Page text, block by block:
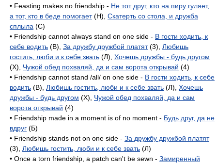
• Feasting makes no friendship - Не тот друг, кто на пиру гуляет,
а тот, кто в беде помогает(H), Скатерть со стола, и дружба
сплыла (C)
• Friendship cannot always stand on one side - В гости ходить, к
себе водить (B), За дружбу дружбой платят(3), Любишь
гостить, люби и к себе звать (Л), Хочешь дружбы - будь другом
(X), Чужой обед похваляй, да и сам ворота открывай (4)
• Friendship cannot stand /all/ on one side - В гости ходить, к себе
водить (B), Любишь гостить, люби и к себе звать (Л), Хочешь
дружбы - будь другом (X), Чужой обед похваляй, да и сам
ворота открывай (4)
• Friendship made in a moment is of no moment - Будь друг, да не
вдруг (Б)
• Friendship stands not on one side - За дружбу дружбой платят
(3), Любишь гостить, люби и к себе звать (Л)
• Once a torn friendship, a patch can't be sewn - Замиренный